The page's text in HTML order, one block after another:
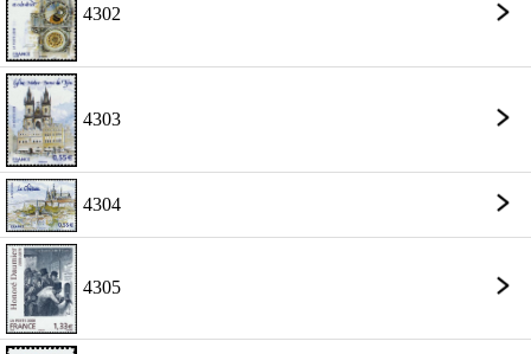
4302
4303
4304
4305